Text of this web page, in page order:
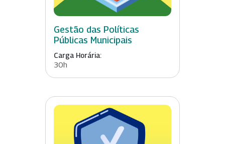
Gestão das Políticas
Públicas Municipais
Carga Horária:
30h